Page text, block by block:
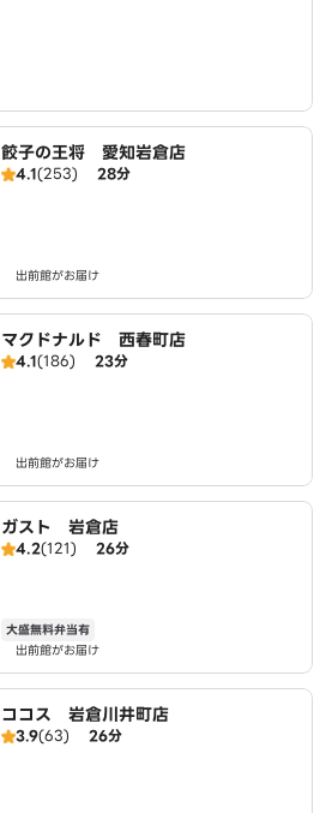
餃子の王将 愛知岩倉店
4.1(253) 28分
出前館がお届け
マクドナルド 西春町店
4.1(186) 23分
出前館がお届け
ガスト 岩倉店
4.2(121) 26分
大盛無料弁当有
出前館がお届け
ココス 岩倉川井町店
3.9(63) 26分